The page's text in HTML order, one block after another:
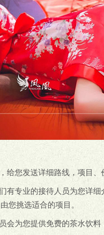
给您发送详细路线，项目、
有专业的接待人员为您详
您挑选适合的项目。
会为您提供免费的茶水饮料